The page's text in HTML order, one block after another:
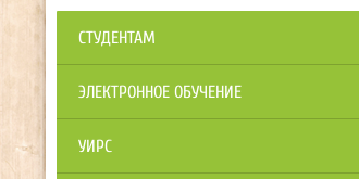
СТУДЕНТАМ
ЭЛЕКТРОННОЕ ОБУЧЕНИЕ
УИРС